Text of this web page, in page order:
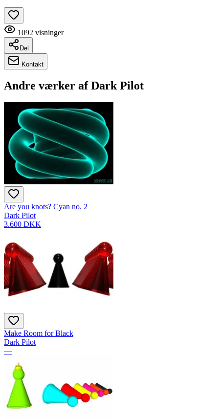
1092 visninger
Del
Kontakt
Andre værker afDark Pilot
Are you knots? Cyan no. 2
Dark Pilot
3.600 DKK
Make Room for Black
Dark Pilot
—